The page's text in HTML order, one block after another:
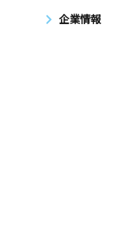
企業情報